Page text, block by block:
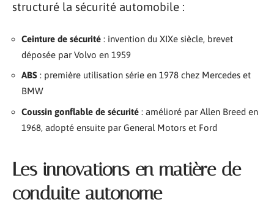
structuré la sécurité automobile :
Ceinture de sécurité : invention du XIXe siècle, brevet
déposée par Volvo en 1959
ABS : première utilisation série en 1978 chez Mercedes et
BMW
Coussin gonflable de sécurité : amélioré par Allen Breed en
1968, adopté ensuite par General Motors et Ford
Les innovations en matière de
conduite autonome